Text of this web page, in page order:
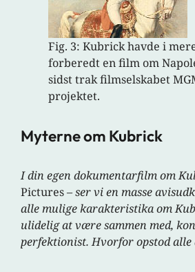
Fig. 3: Kubrick havde i
forberedt en film om
sidst trak filmselskabet
projektet.
Myterne om Kubrick
I din egen dokumentarfilm om
Pictures– ser vi en masse
alle mulige karakteristika om
ulidelig at være sammen med,
perfektionist. Hvorfor opstod alle